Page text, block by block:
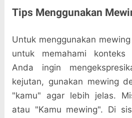
Tips Menggunakan
Untuk menggunakan
untuk memahami konteks
Anda ingin
kejutan, gunakan mewing
"kamu" agar lebih jelas.
atau "Kamu mewing". Di